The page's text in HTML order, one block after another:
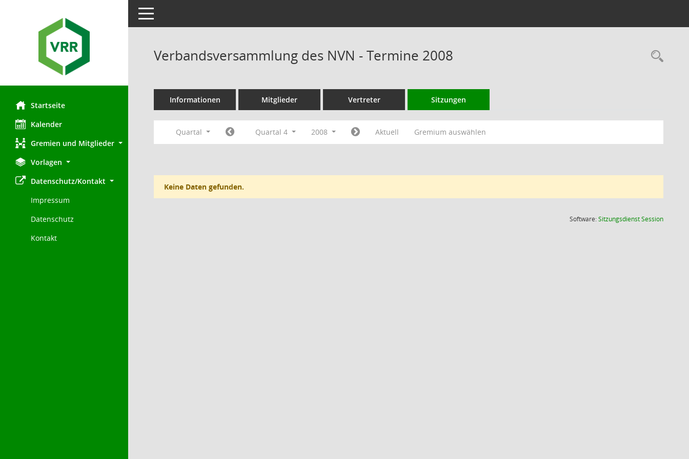
Startseite
Kalender
Gremien und Mitglieder
Vorlagen
Datenschutz/Kontakt
Impressum
Datenschutz
Kontakt
Toggle navigation
Verbandsversammlung des NVN - Termine 2008
Informationen Mitglieder Vertreter Sitzungen
Quartal Quartal 4 2008 Aktuell Gremium auswählen
Keine Daten gefunden.
Software:SitzungsdienstSession(Wird in